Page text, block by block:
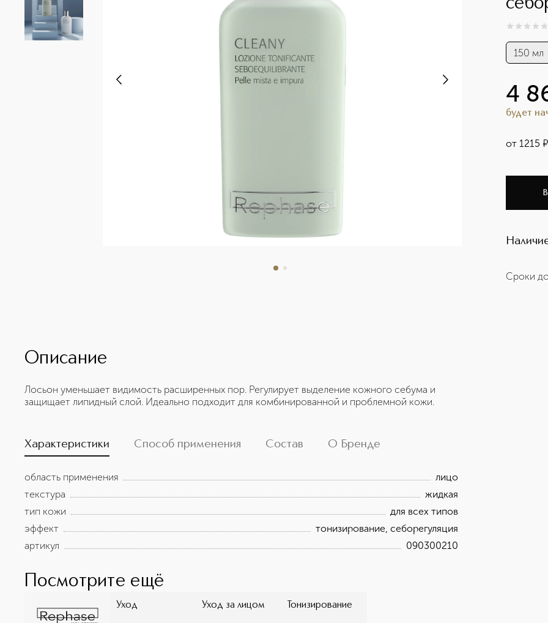
0из 0
150 мл
4
будет
от 1215
Сроки
Описание
Лосьон уменьшает видимость расширенных пор. Регулирует выделение кожного себума и
защищает липидный слой. Идеально подходит для комбинированной и проблемной кожи.
Характеристики Способ применения Состав О Бренде
область применения
лицо
текстура
жидкая
тип кожи
для всех типов
эффект
тонизирование, себорегуляция
артикул
090300210
Посмотрите ещё
Уход Уход за лицом Тонизирование